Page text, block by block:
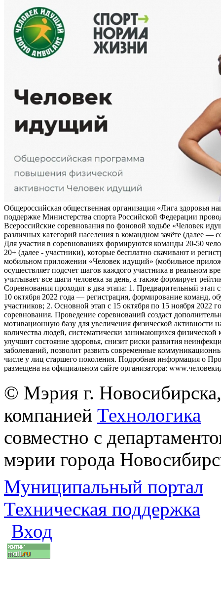
Общероссийская общественная организация «Лига здоровья
поддержке Министерства спорта Российской Федерации
Всероссийские соревнования по фоновой ходьбе «Человек
различных категорий населения в командном зачёте (далее —
Для участия в соревнованиях формируются команды 20-50
20+ (далее - участники), которые бесплатно скачивают и
мобильном приложении «Человек идущий» (мобильное
осуществляет подсчет шагов каждого участника в реальном
учитывает все шаги человека за день, а также формирует
Соревнования проходят в два этапа: 1. Предварительный этап
10 октября 2022 года — регистрация, формирование команд,
участников; 2. Основной этап с 15 октября по 15 ноября 2022
соревнования. Проведение соревнований создаст
мотивационную базу для увеличения физической активности
количества людей, систематически занимающихся физической
улучшит состояние здоровья, снизит риски развития
заболеваний, позволит развить современные
числе у лиц старшего поколения. Подробная информация о
размещена на официальном сайте организатора:
© Мэрия г.
компанией Технологика
совместно с
мэрии города
Муниципальный портал
Техническая поддержка
Вход